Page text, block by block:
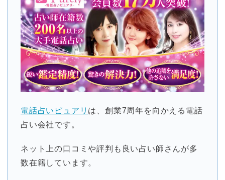
電話占いピュアリ は、創業7周年を向かえる電話
占い会社です。
ネット上の口コミや評判も良い占い師さんが多
数在籍しています。